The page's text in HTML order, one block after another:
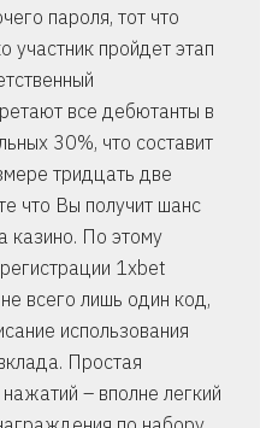
пароля, тот что
участник пройдет этап
все дебютанты в
30%, что составит
тридцать две
что Вы получит шанс
казино. По этому
1xbet
всего лишь один код,
использования
Простая
– вполне легкий